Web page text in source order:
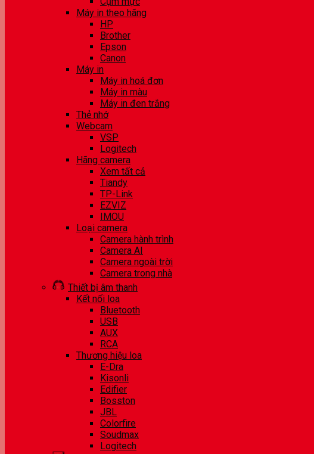
Máy in theo hãng
HP
Brother
Epson
Canon
Máy in
Máy in hoá đơn
Máy in màu
Máy in đen trắng
Thẻ nhớ
Webcam
VSP
Logitech
Hãng camera
Xem tất cả
Tiandy
TP-Link
EZVIZ
IMOU
Loại camera
Camera hành trình
Camera AI
Camera ngoài trời
Camera trong nhà
Thiết bị âm thanh
Kết nối loa
Bluetooth
USB
AUX
RCA
Thương hiệu loa
E-Dra
Kisonli
Edifier
Bosston
JBL
Colorfire
Soudmax
Logitech